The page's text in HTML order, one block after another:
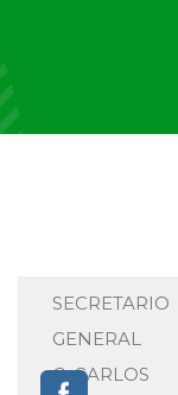
SECRETARIO
GENERAL
C. CARLOS